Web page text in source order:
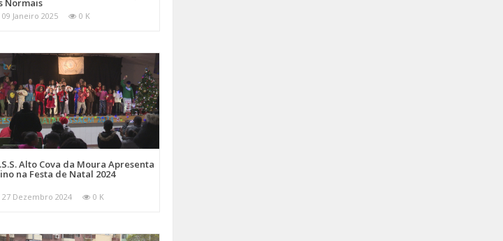
Normais
09 Janeiro 2025 0 K
Alto Cova da Moura Apresenta
na Festa de Natal 2024
27 Dezembro 2024 0 K